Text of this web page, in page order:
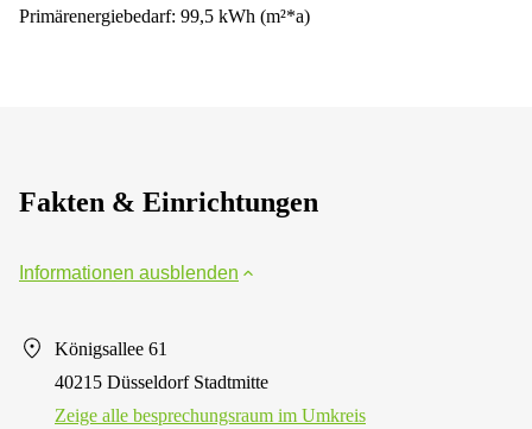
Primärenergiebedarf: 99,5 kWh (m²*a)
Fakten & Einrichtungen
Informationen ausblenden
Königsallee 61
40215 Düsseldorf Stadtmitte
Zeige alle besprechungsraum im Umkreis